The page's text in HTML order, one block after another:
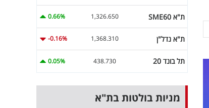
ת"א SME60 1,326.650
0.66%
ת"א נדל"ן 1,368.310
-0.16%
תל בונד 20 438.730
0.05%
מניות בולטות בת"א